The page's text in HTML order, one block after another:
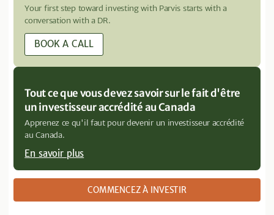
Your first step toward investing with Parvis starts with a
conversation with a DR.
BOOK A CALL
Tout ce que vous devez savoir sur le fait d'être
un investisseur accrédité au Canada
Apprenez ce qu'il faut pour devenir un investisseur accrédité
au Canada.
En savoir plus
COMMENCEZ À INVESTIR